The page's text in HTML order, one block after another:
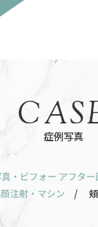
症例写真
・ビフォー アフタ
注射・マシン
/ 頬